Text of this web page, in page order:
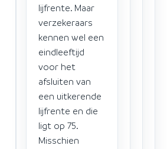
lijfrente. Maar
verzekeraars
kennen wel een
eindleeftijd
voor het
afsluiten van
een uitkerende
lijfrente en die
ligt op 75.
Misschien